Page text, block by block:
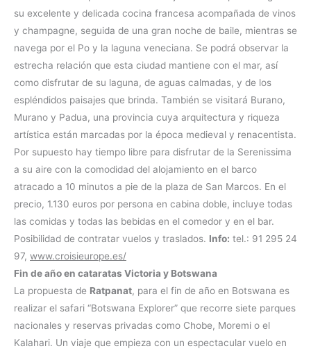
su excelente y delicada cocina francesa acompañada de vinos
y champagne, seguida de una gran noche de baile, mientras se
navega por el Po y la laguna veneciana. Se podrá observar la
estrecha relación que esta ciudad mantiene con el mar, así
como disfrutar de su laguna, de aguas calmadas, y de los
espléndidos paisajes que brinda. También se visitará Burano,
Murano y Padua, una provincia cuya arquitectura y riqueza
artística están marcadas por la época medieval y renacentista.
Por supuesto hay tiempo libre para disfrutar de la Serenissima
a su aire con la comodidad del alojamiento en el barco
atracado a 10 minutos a pie de la plaza de San Marcos. En el
precio, 1.130 euros por persona en cabina doble, incluye todas
las comidas y todas las bebidas en el comedor y en el bar.
Posibilidad de contratar vuelos y traslados. Info: tel.: 91 295 24
97, www.croisieurope.es/
Fin de año en cataratas Victoria y Botswana
La propuesta de Ratpanat, para el fin de año en Botswana es
realizar el safari “Botswana Explorer” que recorre siete parques
nacionales y reservas privadas como Chobe, Moremi o el
Kalahari. Un viaje que empieza con un espectacular vuelo en